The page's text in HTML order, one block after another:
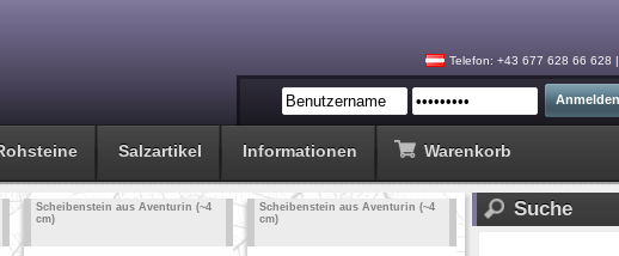
Telefon: +43 677 628 66 628 |
Salzartikel Informationen Warenkorb
Scheibenstein aus Aventurin (~4
cm)
Scheibenstein aus Aventurin (~4
cm)
Suche